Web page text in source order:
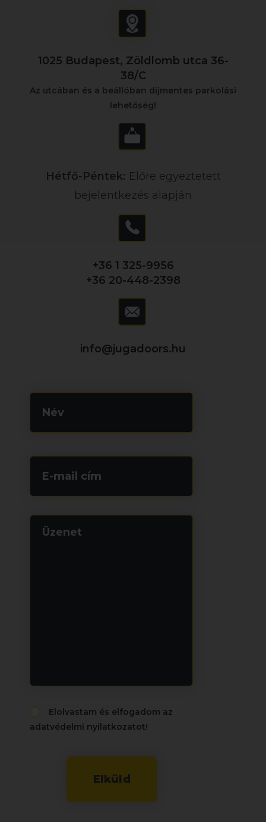
1025 Budapest, Zöldlomb utca 36-
38/C
Az utcában és a beállóban díjmentes parkolási
lehetőség!
Hétfő-Péntek: Előre egyeztetett
bejelentkezés alapján
+36 1 325-9956
+36 20-448-2398
info@jugadoors.hu
(Kötelező)
(Kötelező)
nélkül
Consent
Elolvastam és elfogadom az
adatvédelmi nyilatkozatot!